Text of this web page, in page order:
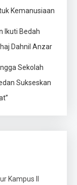
Kemanusiaan
Ikuti Bedah
Dahnil Anzar
Sekolah
Sukseskan
Kampus II